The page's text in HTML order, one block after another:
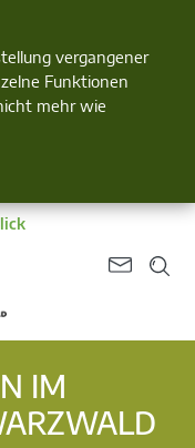
vergangener
Funktionen
mehr wie
IM